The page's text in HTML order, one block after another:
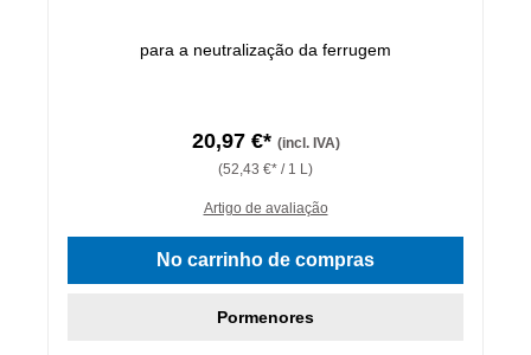
para a neutralização da ferrugem
20,97 €* (incl. IVA)
(52,43 €* / 1 L)
Artigo de avaliação
No carrinho de compras
Pormenores